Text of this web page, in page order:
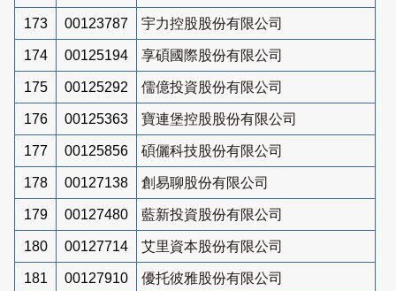
173 00123787 宇力控股股份有限公司
174 00125194 享碩國際股份有限公司
175 00125292 儒億投資股份有限公司
176 00125363 寶連堡控股股份有限公司
177 00125856 碩儷科技股份有限公司
178 00127138 創易聊股份有限公司
179 00127480 藍新投資股份有限公司
180 00127714 艾里資本股份有限公司
181 00127910 優托彼雅股份有限公司